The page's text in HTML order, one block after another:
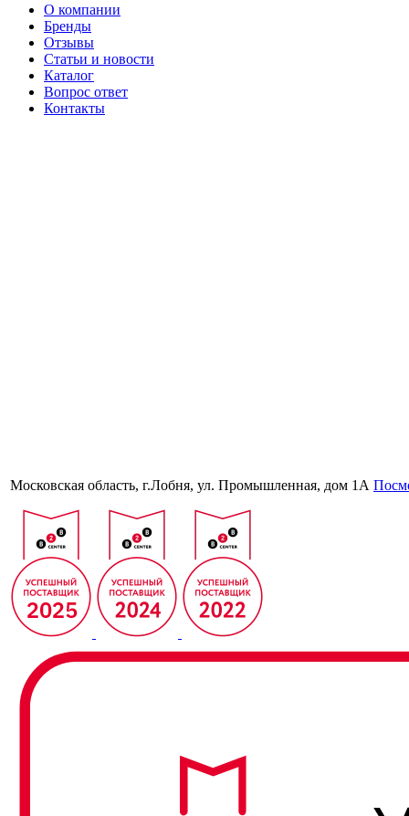
О компании
Бренды
Отзывы
Статьи и новости
Каталог
Вопрос ответ
Контакты
Московская область, г.Лобня, ул. Промышленная, дом 1А